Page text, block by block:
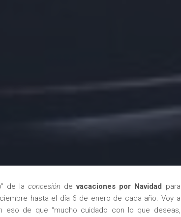
de laconcesión devacaciones por Navidad para
hasta el día 6 de enero de cada año. Voy a
eso de que “mucho cuidado con lo que deseas,